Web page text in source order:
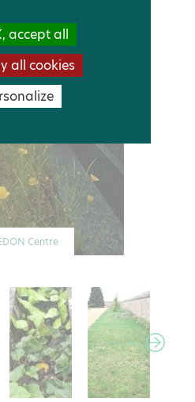
Centre
accept all
all cookies